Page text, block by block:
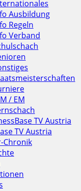
Ausbildung
Regeln
Verband
/ EM
TV Austria
TV Austria
Chronik